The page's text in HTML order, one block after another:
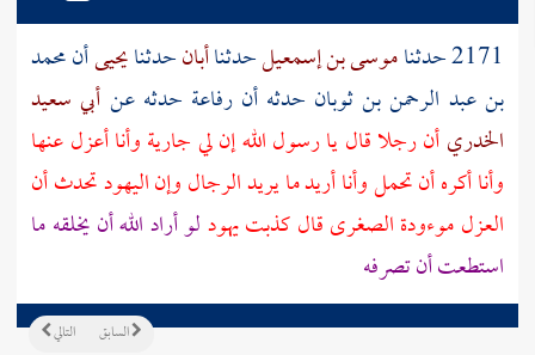
2171 حدثنا موسى بن إسمعيلحدثناأبانحدثنايحيىأنمحمد
بن عبد الرحمن بن ثوبان حدثه أنرفاعة حدثه عن أبي سعيد
الخدريأن رجلا قال يا رسول الله إن لي جارية وأنا أعزل عنها
وأنا أكره أن تحمل وأنا أريد ما يريد الرجال وإناليهودتحدث أن
العزل موءودة الصغرى قال كذبتيهودلو أراد الله أن يخلقه ما
استطعت أن تصرفه
التالي السابق